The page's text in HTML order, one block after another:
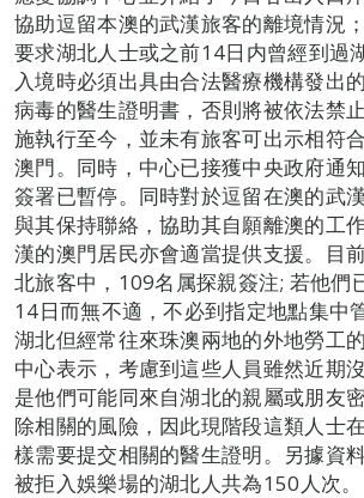
協助逗留本澳的武漢旅客的離境情況
要求湖北人士或之前14日内曾經到過
入境時必須出具由合法醫療機構發出
病毒的醫生證明書，否則將被依法禁
施執行至今，並未有旅客可出示相符
澳門。同時，中心已接獲中央政府通
簽署已暫停。同時對於逗留在澳的武
與其保持聯絡，協助其自願離澳的工
漢的澳門居民亦會適當提供支援。目
北旅客中，109名属探親簽注; 若他們
14日而無不適，不必到指定地點集中
湖北但經常往來珠澳兩地的外地勞工
中心表示，考慮到這些人員雖然近期
是他們可能同來自湖北的親屬或朋友
除相關的風險，因此現階段這類人士
樣需要提交相關的醫生證明。另據資
被拒入娛樂場的湖北人共為150人次。